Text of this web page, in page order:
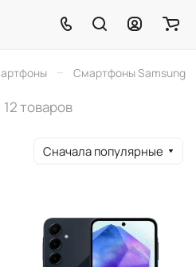
– Смартфоны Samsung
12 товаров
Сначала популярные